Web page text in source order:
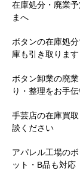
在庫処分・廃業
まへ
ボタンの在庫処
庫も引き取ります
ボタン卸業の廃
り・整理をお手
手芸店の在庫買
談ください
アパレル工場の
ット・B品も対応